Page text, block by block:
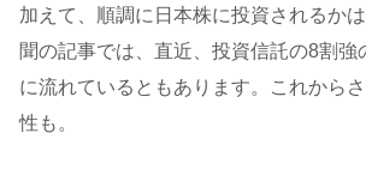
加えて、順調に日本株に投資されるか
聞の記事では、直近、投資信託の8割強
に流れているともあります。これから
性も。